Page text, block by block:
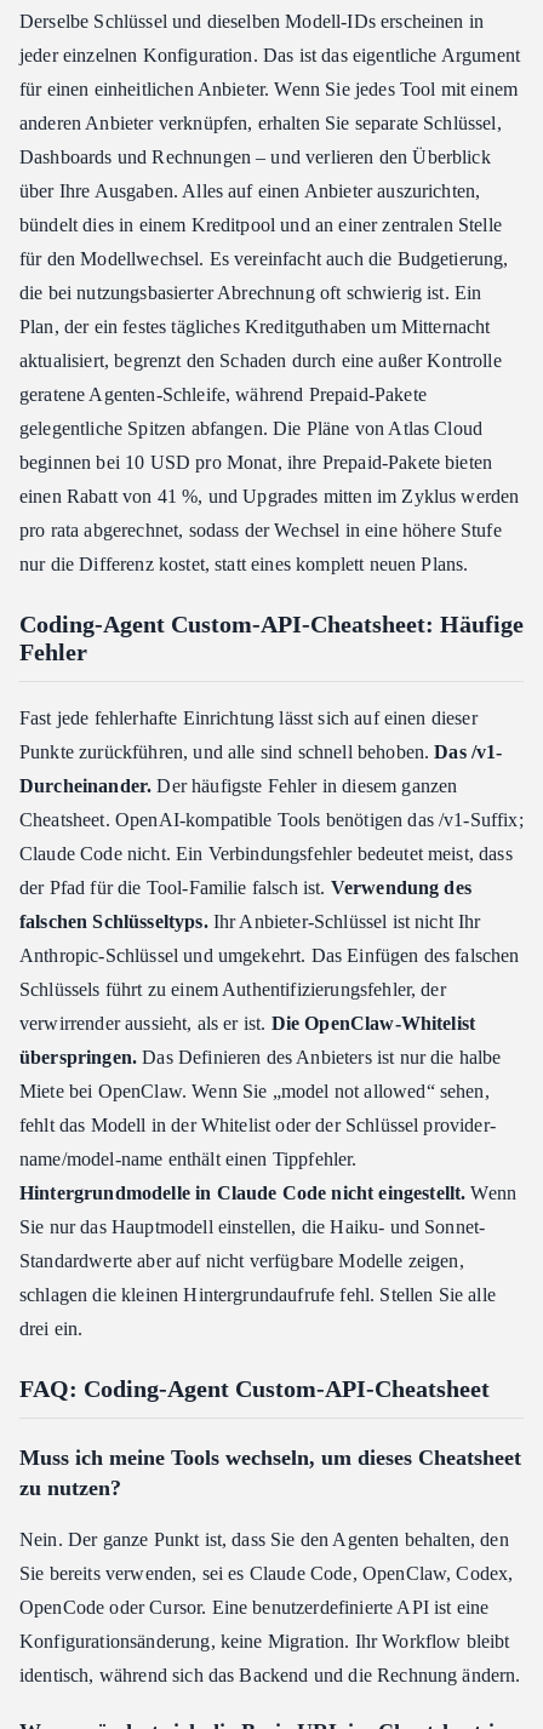
Derselbe Schlüssel und dieselben Modell-IDs erscheinen in
jeder einzelnen Konfiguration. Das ist das eigentliche Argument
für einen einheitlichen Anbieter. Wenn Sie jedes Tool mit einem
anderen Anbieter verknüpfen, erhalten Sie separate Schlüssel,
Dashboards und Rechnungen – und verlieren den Überblick
über Ihre Ausgaben. Alles auf einen Anbieter auszurichten,
bündelt dies in einem Kreditpool und an einer zentralen Stelle
für den Modellwechsel. Es vereinfacht auch die Budgetierung,
die bei nutzungsbasierter Abrechnung oft schwierig ist. Ein
Plan, der ein festes tägliches Kreditguthaben um Mitternacht
aktualisiert, begrenzt den Schaden durch eine außer Kontrolle
geratene Agenten-Schleife, während Prepaid-Pakete
gelegentliche Spitzen abfangen. Die Pläne von Atlas Cloud
beginnen bei 10 USD pro Monat, ihre Prepaid-Pakete bieten
einen Rabatt von 41 %, und Upgrades mitten im Zyklus werden
pro rata abgerechnet, sodass der Wechsel in eine höhere Stufe
nur die Differenz kostet, statt eines komplett neuen Plans.
Coding-Agent Custom-API-Cheatsheet: Häufige
Fehler
Fast jede fehlerhafte Einrichtung lässt sich auf einen dieser
Punkte zurückführen, und alle sind schnell behoben.Das /v1-
Durcheinander. Der häufigste Fehler in diesem ganzen
Cheatsheet. OpenAI-kompatible Tools benötigen das /v1-Suffix;
Claude Code nicht. Ein Verbindungsfehler bedeutet meist, dass
der Pfad für die Tool-Familie falsch ist. Verwendung des
falschen Schlüsseltyps.Ihr Anbieter-Schlüssel ist nicht Ihr
Anthropic-Schlüssel und umgekehrt. Das Einfügen des falschen
Schlüssels führt zu einem Authentifizierungsfehler, der
verwirrender aussieht, als er ist. Die OpenClaw-Whitelist
überspringen. Das Definieren des Anbieters ist nur die halbe
Miete bei OpenClaw. Wenn Sie „model not allowed“ sehen,
fehlt das Modell in der Whitelist oder der Schlüssel provider-
name/model-name enthält einen Tippfehler.
Hintergrundmodelle in Claude Code nicht eingestellt. Wenn
Sie nur das Hauptmodell einstellen, die Haiku- und Sonnet-
Standardwerte aber auf nicht verfügbare Modelle zeigen,
schlagen die kleinen Hintergrundaufrufe fehl. Stellen Sie alle
drei ein.
FAQ: Coding-Agent Custom-API-Cheatsheet
Muss ich meine Tools wechseln, um dieses Cheatsheet
zu nutzen?
Nein. Der ganze Punkt ist, dass Sie den Agenten behalten, den
Sie bereits verwenden, sei es Claude Code, OpenClaw, Codex,
OpenCode oder Cursor. Eine benutzerdefinierte API ist eine
Konfigurationsänderung, keine Migration. Ihr Workflow bleibt
identisch, während sich das Backend und die Rechnung ändern.